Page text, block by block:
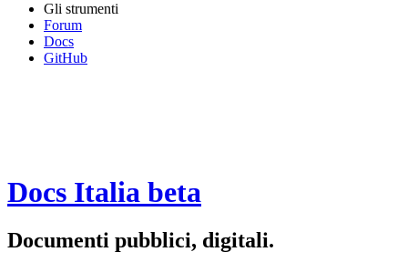
Gli strumenti
Forum
Docs
GitHub
Docs Italia beta
Documenti pubblici, digitali.